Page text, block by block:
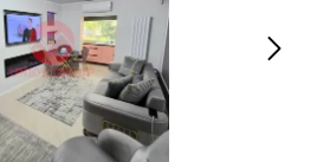
profesionale